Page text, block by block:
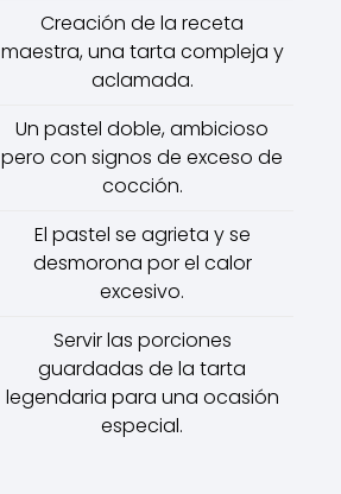
Creación de la receta
maestra, una tarta compleja y
aclamada.
Un pastel doble, ambicioso
pero con signos de exceso de
cocción.
El pastel se agrieta y se
desmorona por el calor
excesivo.
Servir las porciones
guardadas de la tarta
legendaria para una ocasión
especial.